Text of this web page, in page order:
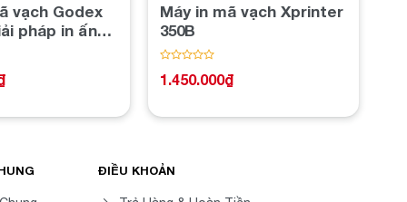
vạch Godex
pháp in ấn
lượng
Máy in mã vạch Xprinter
350B
xếp
5
1.450.000₫
ĐIỀU KHOẢN